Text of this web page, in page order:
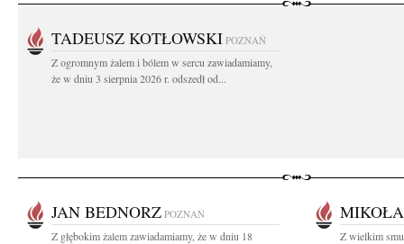
TADEUSZ KOTŁOWSKI POZNAŃ
Z ogromnym żalem i bólem w sercu zawiadamiamy,
że w dniu 3 sierpnia 2026 r. odszedł od...
JAN BEDNORZ POZNAŃ
Z głębokim żalem zawiadamiamy, że w dniu 18
Z wielkim